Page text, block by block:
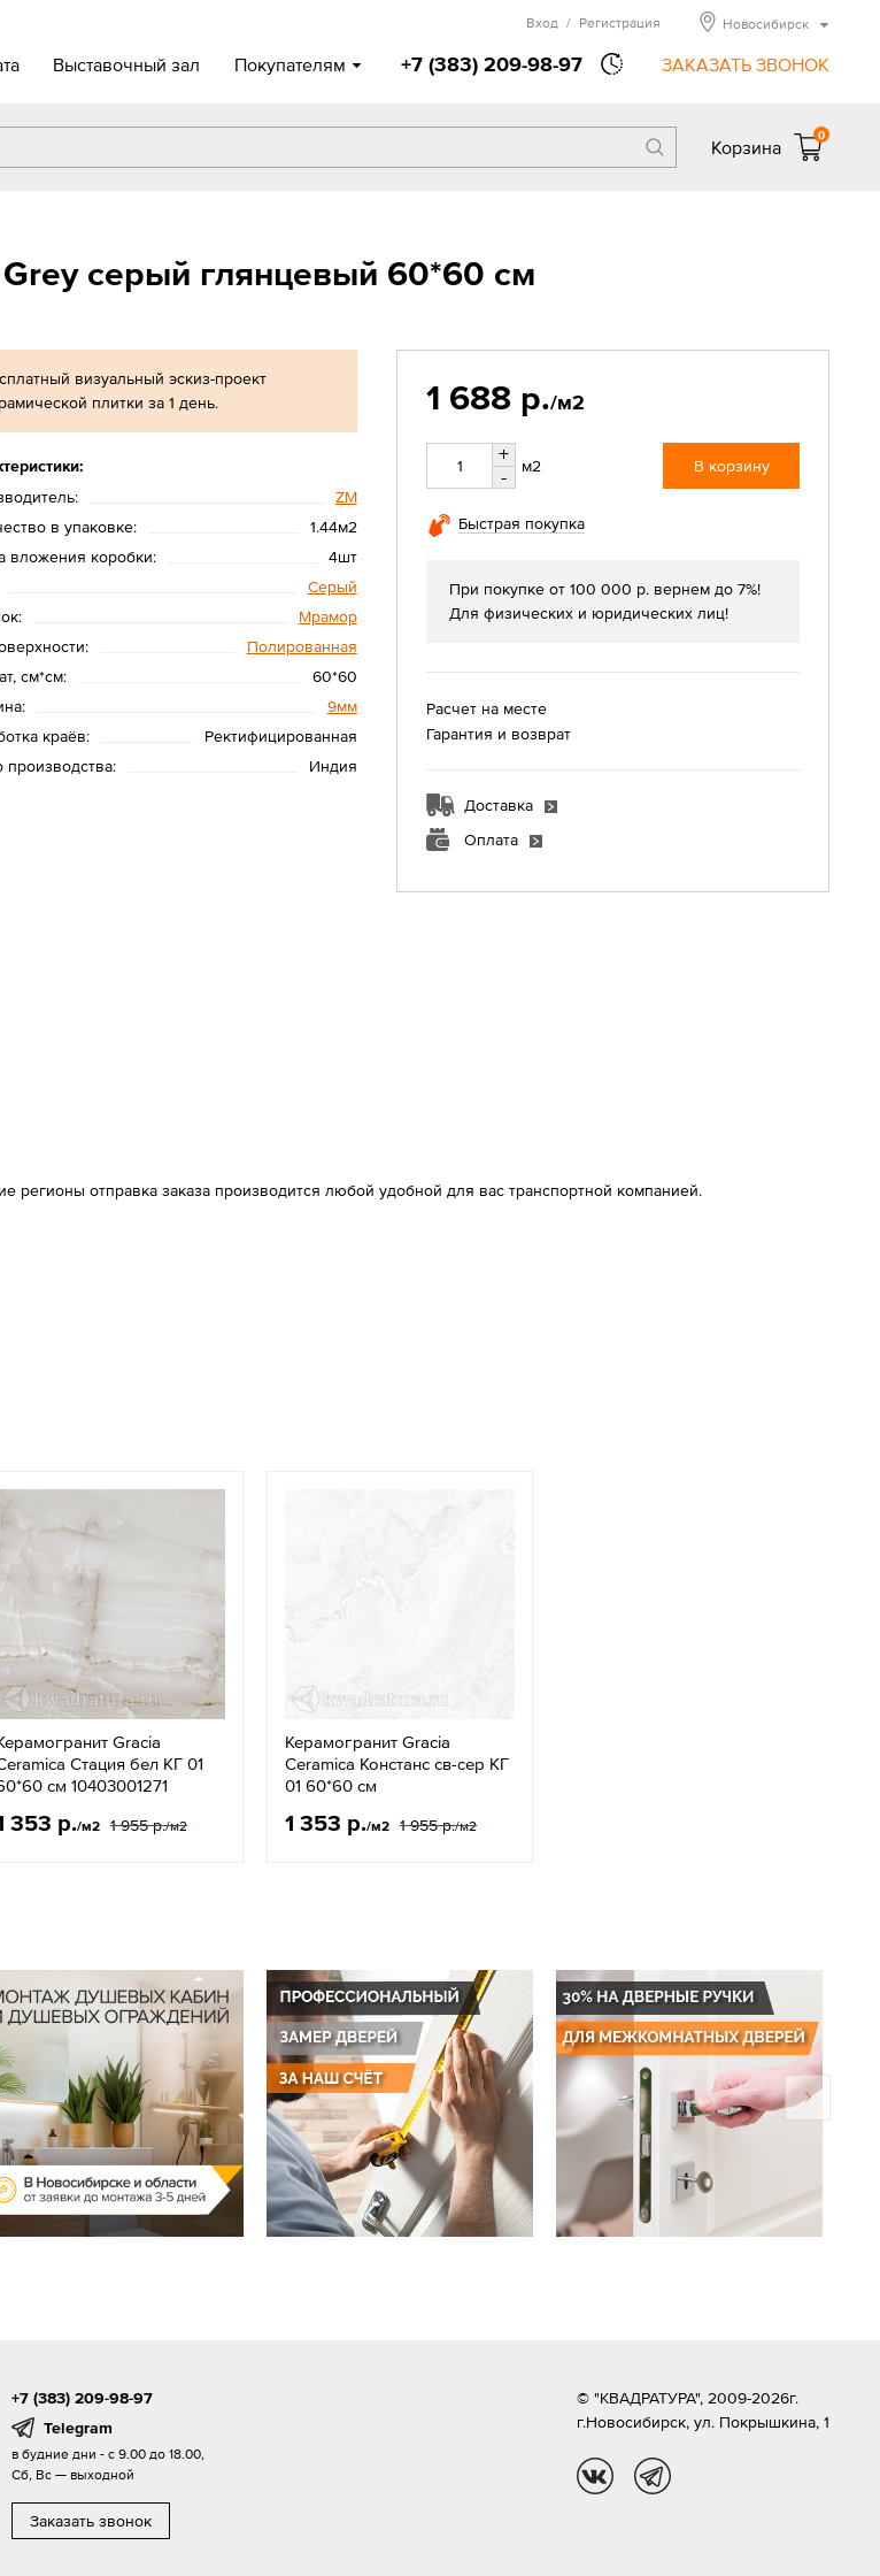
Выставочный зал Покупателям +7 (383) 209-98-97 ЗАКАЗАТЬ ЗВОНОК
Вход / Регистрация Новосибирск
Корзина
0
серый глянцевый 60*60 см
визуальный эскиз-проект
плитки за 1 день.
ZM
в упаковке:
1.44м2
вложения коробки:
4шт
Серый
Мрамор
Полированная
см*см:
60*60
9мм
краёв:
Ректифицированная
производства:
Индия
1 688 р./м2
+
-
м2 В корзину
Быстрая покупка
При покупке от 100 000 р. вернем до 7%!
Для физических и юридических лиц!
Расчет на месте
Гарантия и возврат
Доставка
Оплата
отправка заказа производится любой удобной для вас транспортной компанией.
Gracia
Стация бел КГ 01
см 10403001271
353 р./м2 1 955 р./м2
Керамогранит Gracia
Ceramica Констанс св-сер КГ
01 60*60 см
1 353 р./м2 1 955 р./м2
+7 (383) 209-98-97
Telegram
в будние дни - с 9.00 до 18.00,
Сб, Вс — выходной
Заказать звонок
© "КВАДРАТУРА", 2009-2026г.
г.Новосибирск, ул. Покрышкина, 1